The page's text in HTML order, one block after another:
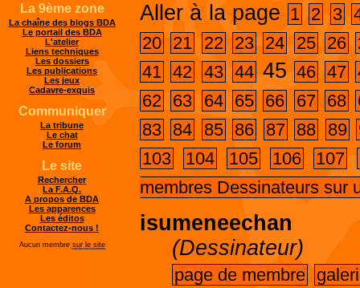
Aller à la page 1 2 3
20 21 22 23 24 25 26
41 42 43 44 45 46 47
62 63 64 65 66 67 68
83 84 85 86 87 88 89
103
104 105 106 107
membres Dessinateurs sur
isumeneechan
(Dessinateur)
page de membre
La 9ème zone
La chaîne des blogs BDA
Le portail des BDA
L'atelier
Liens techniques
Les dossiers
Les publications
Les jeux
Cadavre-exquis
Communiquer
La tribune
Le chat
Le forum
Le site
Rechercher
La F.A.Q.
A propos de BDA
Les apparences
Les éditos
Contactez-nous !
Aucun membre sur le site